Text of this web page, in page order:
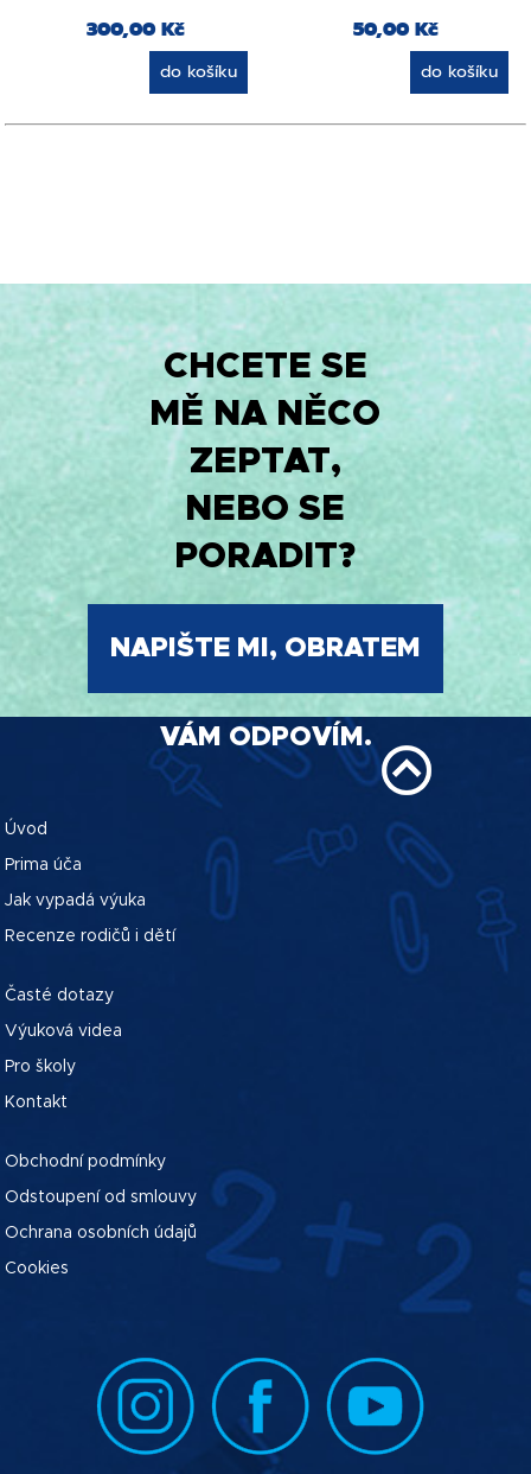
300,00 Kč
do košíku
50,00 Kč
do košíku
CHCETE SE
MĚ NA NĚCO
ZEPTAT,
NEBO SE
PORADIT?
NAPIŠTE MI, OBRATEM
VÁM ODPOVÍM.
Úvod
Prima úča
Jak vypadá výuka
Recenze rodičů i dětí
Časté dotazy
Výuková videa
Pro školy
Kontakt
Obchodní podmínky
Odstoupení od smlouvy
Ochrana osobních údajů
Cookies